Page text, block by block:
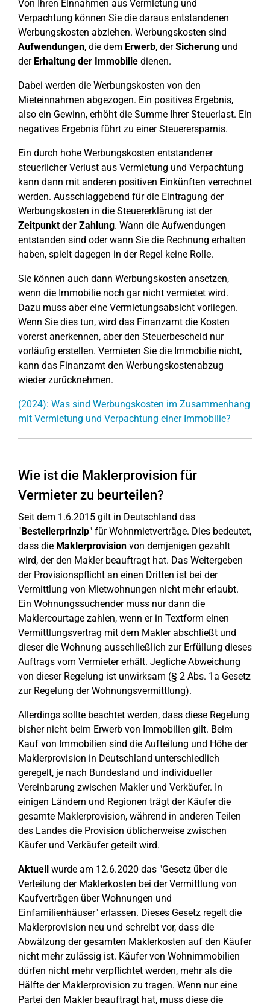
Von Ihren Einnahmen aus Vermietung und
Verpachtung können Sie die daraus entstandenen
Werbungskosten abziehen. Werbungskosten sind
Aufwendungen, die dem Erwerb, derSicherung und
der Erhaltung der Immobilie dienen.
Dabei werden die Werbungskosten von den
Mieteinnahmen abgezogen. Ein positives Ergebnis,
also ein Gewinn, erhöht die Summe Ihrer Steuerlast. Ein
negatives Ergebnis führt zu einer Steuerersparnis.
Ein durch hohe Werbungskosten entstandener
steuerlicher Verlust aus Vermietung und Verpachtung
kann dann mit anderen positiven Einkünften verrechnet
werden. Ausschlaggebend für die Eintragung der
Werbungskosten in die Steuererklärung ist der
Zeitpunkt der Zahlung. Wann die Aufwendungen
entstanden sind oder wann Sie die Rechnung erhalten
haben, spielt dagegen in der Regel keine Rolle.
Sie können auch dann Werbungskosten ansetzen,
wenn die Immobilie noch gar nicht vermietet wird.
Dazu muss aber eine Vermietungsabsicht vorliegen.
Wenn Sie dies tun, wird das Finanzamt die Kosten
vorerst anerkennen, aber den Steuerbescheid nur
vorläufig erstellen. Vermieten Sie die Immobilie nicht,
kann das Finanzamt den Werbungskostenabzug
wieder zurücknehmen.
(2024): Was sind Werbungskosten im Zusammenhang
mit Vermietung und Verpachtung einer Immobilie?
Wie ist die Maklerprovision für
Vermieter zu beurteilen?
Seit dem 1.6.2015 gilt in Deutschland das
"Bestellerprinzip" für Wohnmietverträge. Dies bedeutet,
dass die Maklerprovision von demjenigen gezahlt
wird, der den Makler beauftragt hat. Das Weitergeben
der Provisionspflicht an einen Dritten ist bei der
Vermittlung von Mietwohnungen nicht mehr erlaubt.
Ein Wohnungssuchender muss nur dann die
Maklercourtage zahlen, wenn er in Textform einen
Vermittlungsvertrag mit dem Makler abschließt und
dieser die Wohnung ausschließlich zur Erfüllung dieses
Auftrags vom Vermieter erhält. Jegliche Abweichung
von dieser Regelung ist unwirksam (§ 2 Abs. 1a Gesetz
zur Regelung der Wohnungsvermittlung).
Allerdings sollte beachtet werden, dass diese Regelung
bisher nicht beim Erwerb von Immobilien gilt. Beim
Kauf von Immobilien sind die Aufteilung und Höhe der
Maklerprovision in Deutschland unterschiedlich
geregelt, je nach Bundesland und individueller
Vereinbarung zwischen Makler und Verkäufer. In
einigen Ländern und Regionen trägt der Käufer die
gesamte Maklerprovision, während in anderen Teilen
des Landes die Provision üblicherweise zwischen
Käufer und Verkäufer geteilt wird.
Aktuell wurde am 12.6.2020 das "Gesetz über die
Verteilung der Maklerkosten bei der Vermittlung von
Kaufverträgen über Wohnungen und
Einfamilienhäuser" erlassen. Dieses Gesetz regelt die
Maklerprovision neu und schreibt vor, dass die
Abwälzung der gesamten Maklerkosten auf den Käufer
nicht mehr zulässig ist. Käufer von Wohnimmobilien
dürfen nicht mehr verpflichtet werden, mehr als die
Hälfte der Maklerprovision zu tragen. Wenn nur eine
Partei den Makler beauftragt hat, muss diese die